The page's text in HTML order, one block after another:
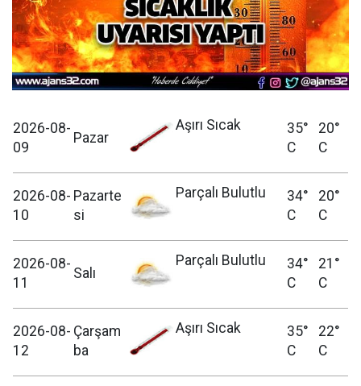
2026-08-
09
Pazar
Aşırı Sıcak
35°
C
20°
C
2026-08-
10
Pazarte
si
Parçalı Bulutlu
34°
C
20°
C
2026-08-
11
Salı
Parçalı Bulutlu
34°
C
21°
C
2026-08-
12
Çarşam
ba
Aşırı Sıcak
35°
C
22°
C